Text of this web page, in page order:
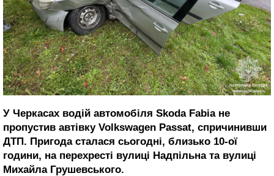
У Черкасах водій автомобіля Skoda Fabia не
пропустив автівку Volkswagen Passat, спричинивши
ДТП. Пригода сталася сьогодні, близько 10-ої
години, на перехресті вулиці Надпільна та вулиці
Михайла Грушевського.